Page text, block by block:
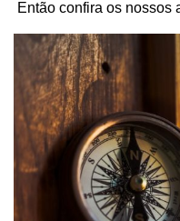
Então confira os nossos